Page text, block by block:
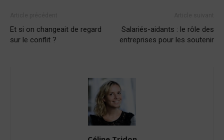
Et si on changeait de regard
sur le conflit ?
Salariés-aidants : le rôle des
entreprises pour les soutenir